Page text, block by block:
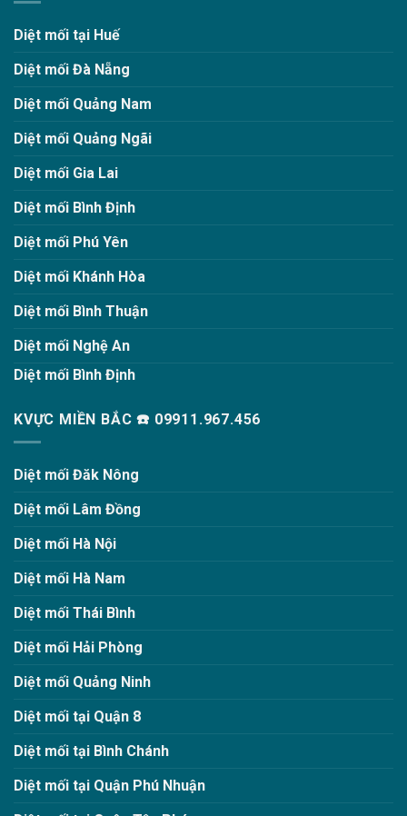
Diệt mối tại Huế
Diệt mối Đà Nẵng
Diệt mối Quảng Nam
Diệt mối Quảng Ngãi
Diệt mối Gia Lai
Diệt mối Bình Định
Diệt mối Phú Yên
Diệt mối Khánh Hòa
Diệt mối Bình Thuận
Diệt mối Nghệ An
Diệt mối Bình Định
KVỰC MIỀN BẮC ☎️ 09911.967.456
Diệt mối Đăk Nông
Diệt mối Lâm Đồng
Diệt mối Hà Nội
Diệt mối Hà Nam
Diệt mối Thái Bình
Diệt mối Hải Phòng
Diệt mối Quảng Ninh
Diệt mối tại Quận 8
Diệt mối tại Bình Chánh
Diệt mối tại Quận Phú Nhuận